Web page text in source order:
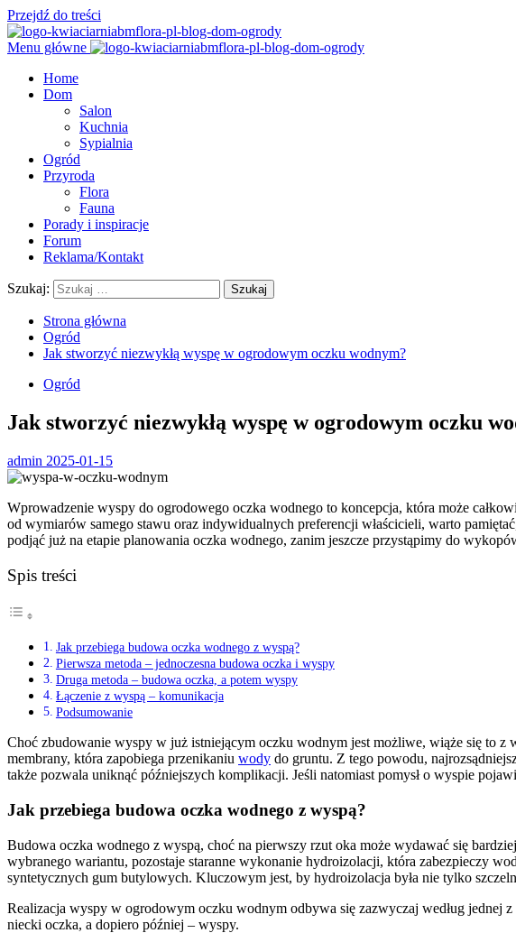
Przejdź do treści
Menu główne
Home
Dom
Salon
Kuchnia
Sypialnia
Ogród
Przyroda
Flora
Fauna
Porady i inspiracje
Forum
Reklama/Kontakt
Szukaj:
Strona główna
Ogród
Jak stworzyć niezwykłą wyspę w ogrodowym oczku wodnym?
Ogród
Jak stworzyć niezwykłą wyspę w ogrodowym oczku
admin 2025-01-15
Wprowadzenie wyspy do ogrodowego oczka wodnego to koncepcja, która może
od wymiarów samego stawu oraz indywidualnych preferencji właścicieli, warto
podjąć już na etapie planowania oczka wodnego, zanim jeszcze przystąpimy do
Spis treści
Jak przebiega budowa oczka wodnego z wyspą?
Pierwsza metoda – jednoczesna budowa oczka i wyspy
Druga metoda – budowa oczka, a potem wyspy
Łączenie z wyspą – komunikacja
Podsumowanie
Choć zbudowanie wyspy w już istniejącym oczku wodnym jest możliwe, wiąże się to
membrany, która zapobiega przenikaniu wody do gruntu. Z tego powodu,
także pozwala uniknąć późniejszych komplikacji. Jeśli natomiast pomysł o wyspie
Jak przebiega budowa oczka wodnego z wyspą?
Budowa oczka wodnego z wyspą, choć na pierwszy rzut oka może wydawać się
wybranego wariantu, pozostaje staranne wykonanie hydroizolacji, która zabezpieczy
syntetycznych gum butylowych. Kluczowym jest, by hydroizolacja była nie tylko
Realizacja wyspy w ogrodowym oczku wodnym odbywa się zazwyczaj według jednej
niecki oczka, a dopiero później – wyspy.